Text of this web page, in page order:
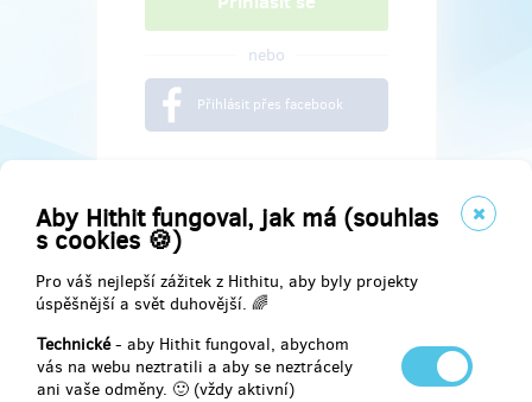
Aby Hithit fungoval, jak má (souhlas
s cookies 🍪)
Pro váš nejlepší zážitek z Hithitu, aby byly projekty
úspěšnější a svět duhovější. 🌈
Technické- aby Hithit fungoval, abychom
vás na webu neztratili a aby se neztrácely
ani vaše odměny. 🙂 (vždy aktivní)
nebo
Přihlásit přes facebook